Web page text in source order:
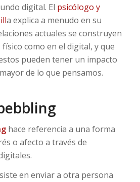
digital. El psicólogo y
a explica a menudo en su
actuales se construyen
como en el digital, y que
pueden tener un impacto
de lo que pensamos.
hace referencia a una forma
o afecto a través de
en enviar a otra persona